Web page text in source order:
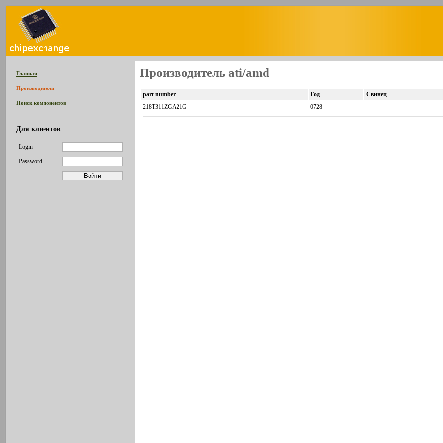
Главная
Производители
Поиск компонентов
Для клиентов
Login
Password
Производитель ati/amd
part number Год Свинец
218T311ZGA21G
0728